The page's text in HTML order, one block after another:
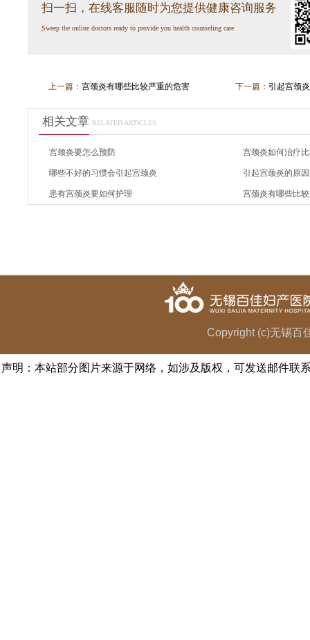
扫一扫，在线客服随时为您提供健康咨询服务
Sweep the online doctors ready to provide you health counseling care
上一篇： 宫颈炎有哪些比较严重的危害 下一篇： 引起宫颈
相关文章 RELATED ARTICLES
宫颈炎要怎么预防 宫颈炎如何治疗
哪些不好的习惯会引起宫颈炎 引起宫颈炎的原
患有宫颈炎要如何护理 宫颈炎有哪些比
Copyright (c)无锡百
声明：本站部分图片来源于网络，如涉及版权，可发送邮件联